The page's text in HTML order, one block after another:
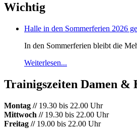
Wichtig
Halle in den Sommerferien 2026
In den Sommerferien bleibt die
Weiterlesen...
Trainigszeiten Damen &
Montag //19.30 bis 22.00 Uhr
Mittwoch //19.30 bis 22.00 Uhr
Freitag // 19.00 bis 22.00 Uhr